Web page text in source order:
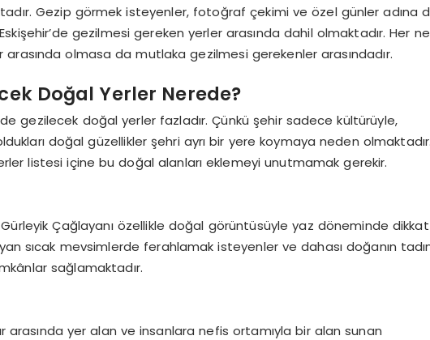
Gezip görmek isteyenler, fotoğraf çekimi ve özel günler adına
gezilmesi gereken yerler arasında dahil olmaktadır. Her ne
arasında olmasa da mutlaka gezilmesi gerekenler arasındadır.
Doğal Yerler Nerede?
gezilecek doğal yerler fazladır. Çünkü şehir sadece kültürüyle,
doğal güzellikler şehri ayrı bir yere koymaya neden olmaktadır.
listesi içine bu doğal alanları eklemeyi unutmamak gerekir.
Gürleyik Çağlayanı özellikle doğal görüntüsüyle yaz döneminde dikkat
sıcak mevsimlerde ferahlamak isteyenler ve dahası doğanın
sağlamaktadır.
arasında yer alan ve insanlara nefis ortamıyla bir alan sunan